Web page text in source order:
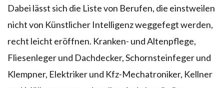
Dabei lässt sich die Liste von Berufen, die einstweilen
nicht von Künstlicher Intelligenz weggefegt werden,
recht leicht eröffnen. Kranken- und Altenpflege,
Fliesenleger und Dachdecker, Schornsteinfeger und
Klempner, Elektriker und Kfz-Mechatroniker, Kellner